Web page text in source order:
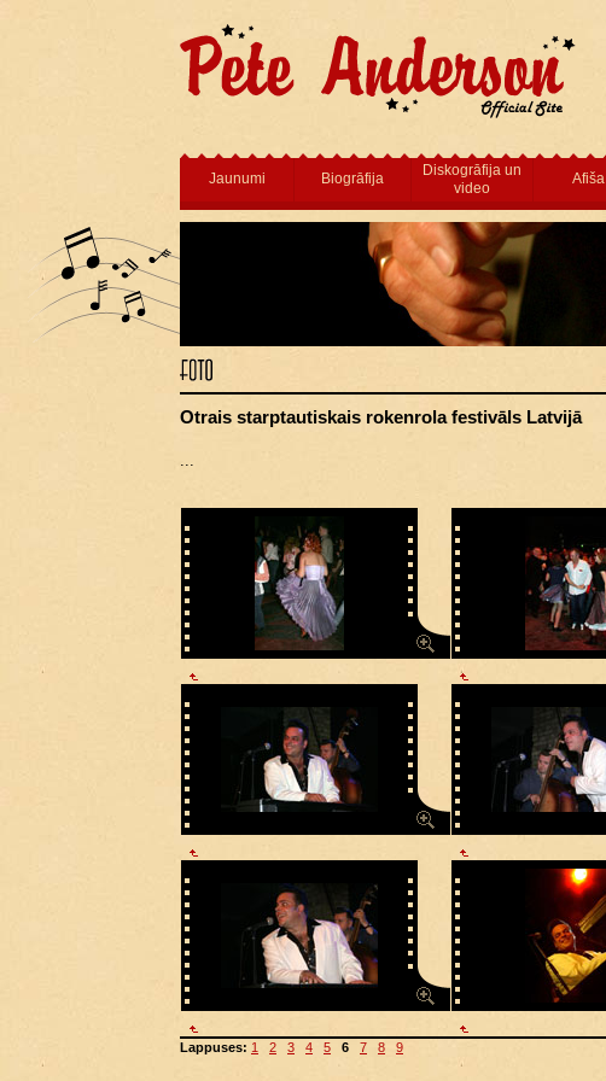
Jaunumi Biogrāfija
Diskogrāfija un
video
Afiša
Otrais starptautiskais rokenrola festivāls Latvijā
...
Lappuses: 1 2 3 4 5 6 7 8 9